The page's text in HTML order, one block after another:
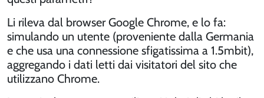
Li rileva dal browser Google Chrome, e lo fa:
simulando un utente (proveniente dalla Germania
e che usa una connessione sfigatissima a 1.5mbit),
aggregando i dati letti dai visitatori del sito che
utilizzano Chrome.